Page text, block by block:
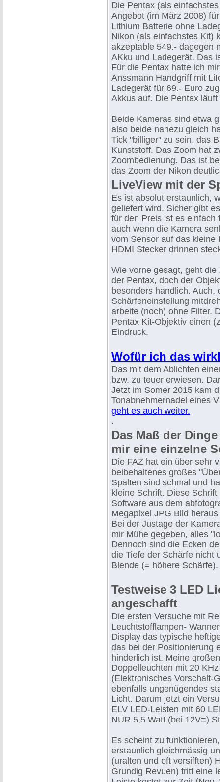
Die Pentax (als
Angebot (im März 2008)
Lithium Batterie ohne
Nikon (als einfachstes Kit)
akzeptable 549.- dagegen
AKku und Ladegerät. Das
Für die Pentax hatte ich
Anssmann Handgriff mit
Ladegerät für 69.- Euro
Akkus auf. Die Pentax
Beide Kameras sind etwa
also beide nahezu gleich
Tick "billiger" zu sein, das
Kunststoff. Das Zoom hat
Zoombedienung. Das ist
das Zoom der Nikon
LiveView mit der
Es ist absolut erstaunlich,
geliefert wird. Sicher gibt
für den Preis ist es einfach
auch wenn die Kamera
vom Sensor auf das kleine
HDMI Stecker drinnen
Wie vorne gesagt, geht
der Pentax, doch der
besonders handlich.
Schärfeneinstellung
arbeite (noch) ohne Filter.
Pentax Kit-Objektiv einen
Eindruck.
Wofür ich das
Das mit dem Ablichten
bzw. zu teuer erwiesen.
Jetzt im Somer 2015 kam
Tonabnehmernadel eines
geht es auch weiter.
.
Das Maß der
mir eine einzelne
Die FAZ hat ein über sehr
beibehaltenes großes
Spalten sind schmal und
kleine Schrift. Diese
Software aus dem
Megapixel JPG Bild
Bei der Justage der
mir Mühe gegeben, alles
Dennoch sind die Ecken
die Tiefe der Schärfe nicht
Blende (= höhere Schärfe).
Testweise 3 LED
angeschafft
Die ersten Versuche mit
Leuchtstofflampen-
Display das typische
das bei der Positionierung
hinderlich ist. Meine
Doppelleuchten mit 20
(Elektronisches Vorschalt-
ebenfalls ungenügendes
Licht. Darum jetzt ein
ELV LED-Leisten mit 60
NUR 5,5 Watt (bei 12V=)
Es scheint zu
erstaunlich gleichmässig
(uralten und oft versifften)
Grundig Revuen) tritt eine